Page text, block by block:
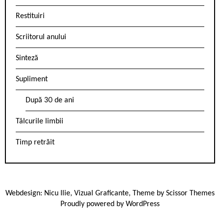
Restituiri
Scriitorul anului
Sinteză
Supliment
După 30 de ani
Tâlcurile limbii
Timp retrăit
Webdesign: Nicu Ilie, Vizual Graficante, Theme by Scissor Themes
Proudly powered by WordPress